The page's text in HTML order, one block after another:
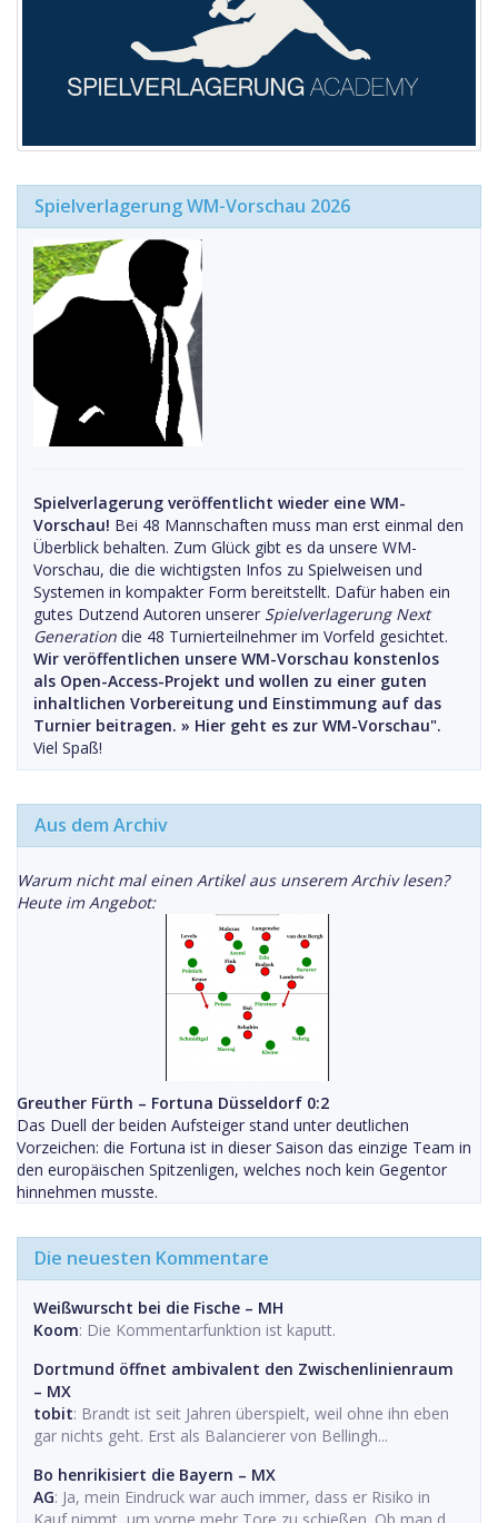
Spielverlagerung WM-Vorschau 2026
Spielverlagerung veröffentlicht wieder eine WM-
Vorschau! Bei 48 Mannschaften muss man erst einmal den
Überblick behalten. Zum Glück gibt es da unsere WM-
Vorschau, die die wichtigsten Infos zu Spielweisen und
Systemen in kompakter Form bereitstellt. Dafür haben ein
gutes Dutzend Autoren unserer Spielverlagerung Next
Generation die 48 Turnierteilnehmer im Vorfeld gesichtet.
Wir veröffentlichen unsere WM-Vorschau konstenlos
als Open-Access-Projekt und wollen zu einer guten
inhaltlichen Vorbereitung und Einstimmung auf das
Turnier beitragen. » Hier geht es zur WM-Vorschau".
Viel Spaß!
Aus dem Archiv
Warum nicht mal einen Artikel aus unserem Archiv lesen?
Heute im Angebot:
Greuther Fürth – Fortuna Düsseldorf 0:2
Das Duell der beiden Aufsteiger stand unter deutlichen
Vorzeichen: die Fortuna ist in dieser Saison das einzige Team in
den europäischen Spitzenligen, welches noch kein Gegentor
hinnehmen musste.
Die neuesten Kommentare
Weißwurscht bei die Fische – MH
Koom: Die Kommentarfunktion ist kaputt.
Dortmund öffnet ambivalent den Zwischenlinienraum
– MX
tobit: Brandt ist seit Jahren überspielt, weil ohne ihn eben
gar nichts geht. Erst als Balancierer von Bellingh...
Bo henrikisiert die Bayern – MX
AG: Ja, mein Eindruck war auch immer, dass er Risiko in